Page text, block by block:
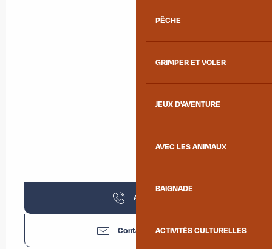
PÊCHE
GRIMPER ET VOLER
JEUX D'AVENTURE
AVEC LES ANIMAUX
BAIGNADE
ACTIVITÉS CULTURELLES
Appeler
Contactez-nous